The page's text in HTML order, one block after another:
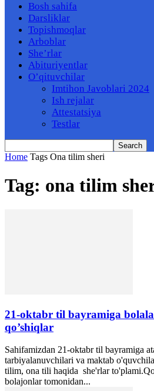
Bosh sahifa
Darsliklar
Topishmoqlar
Arboblar
She’rlar
Abituriyentlar
O’qituvchilar
Imtihon Javoblari 2024
Ish rejalar
Attestatsiya
Testlar
Home Tags Ona tilim sheri
Tag: ona tilim
21-oktabr til bayramiga
qo’shiqlar
Sahifamizdan 21-oktabr til bayramiga
tarbiyalanuvchilari va maktab
tilim, ona tili haqida she'rlar
bolajonlar tomonidan...